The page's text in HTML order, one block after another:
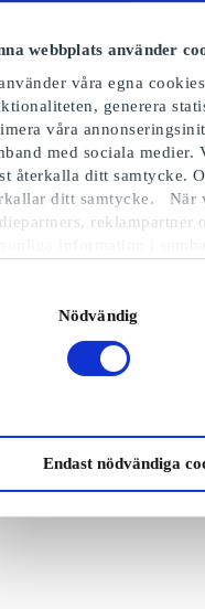
webbplats använder
våra egna
generera
våra
med sociala
återkalla ditt samtycke.
ditt samtycke. När
reklampartner
Nödvändig
Endast nödvändiga
Presentkort